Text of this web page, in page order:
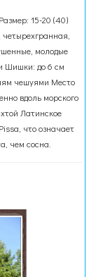
15-20 (40)
молодые
Шишки: до 6 см
чешуями Место
вдоль морского
Латинское
что означает
чем сосна.